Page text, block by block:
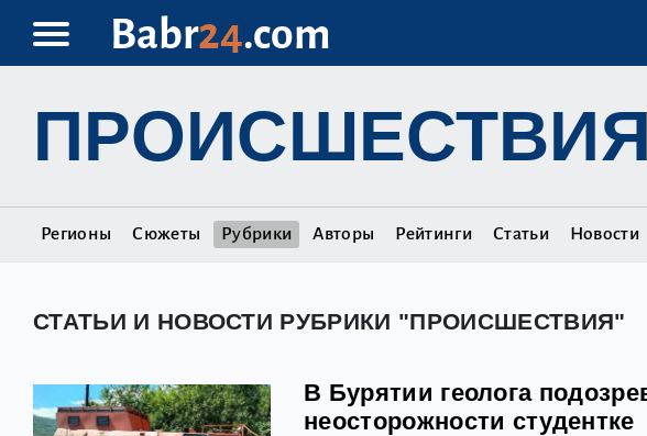
Babr24.com
ПРОИСШЕСТВИЯ
Регионы Сюжеты Рубрики Авторы Рейтинги Статьи Новости
СТАТЬИ И НОВОСТИ РУБРИКИ "ПРОИСШЕСТВИЯ"
В Бурятии геолога
неосторожности студентке